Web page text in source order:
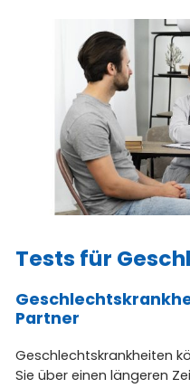
Tests für
Partner
Geschlechtskrankheiten
Sie über einen längeren